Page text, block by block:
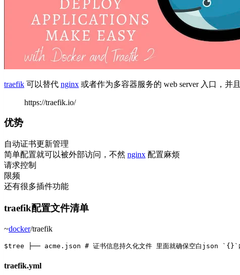
traefik 可以替代 nginx 或者作为多容器服务的 web server 入口，并
https://traefik.io/
优势
自动证书更新管理
简单配置就可以被外部访问，不然 nginx 配置麻烦
请求控制
限频
还有很多插件功能
traefik配置文件清单
~docker/traefik
$tree ├── acme.json # 证书信息持久化文件 里面就确保空白json `{}`
traefik.yml